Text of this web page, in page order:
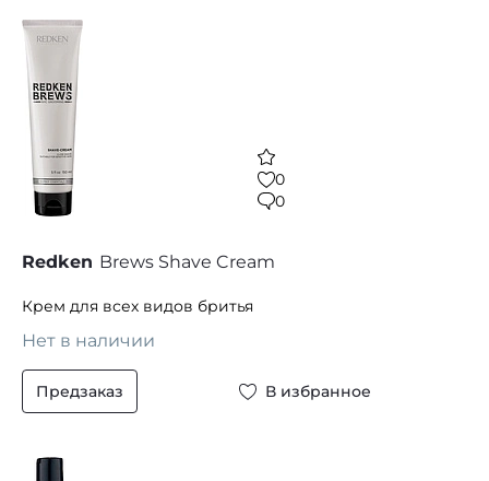
0
0
Redken Brews Shave Cream
Крем для всех видов бритья
Нет в наличии
Предзаказ В избранное